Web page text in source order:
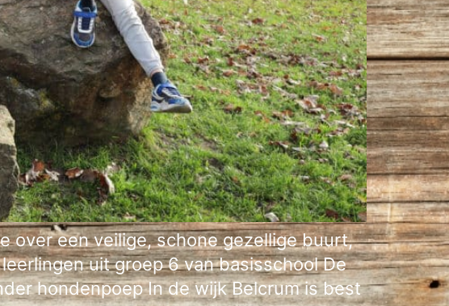
over een veilige, schone gezellige buurt,
uit groep 6 van basisschool De
hondenpoep In de wijk Belcrum is best